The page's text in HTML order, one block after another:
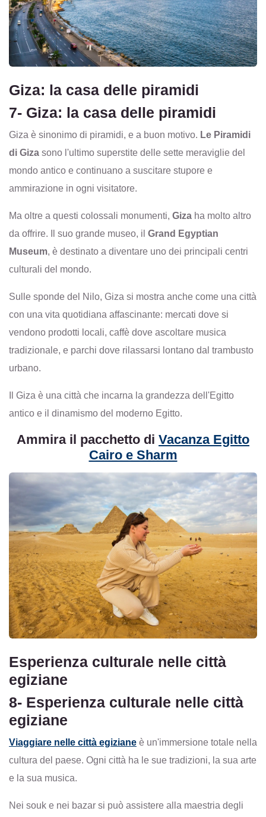
Giza: la casa delle piramidi
7- Giza: la casa delle piramidi
Giza è sinonimo di piramidi, e a buon motivo. Le Piramidi
di Giza sono l'ultimo superstite delle sette meraviglie del
mondo antico e continuano a suscitare stupore e
ammirazione in ogni visitatore.
Ma oltre a questi colossali monumenti, Giza ha molto altro
da offrire. Il suo grande museo, il Grand Egyptian
Museum, è destinato a diventare uno dei principali centri
culturali del mondo.
Sulle sponde del Nilo, Giza si mostra anche come una città
con una vita quotidiana affascinante: mercati dove si
vendono prodotti locali, caffè dove ascoltare musica
tradizionale, e parchi dove rilassarsi lontano dal trambusto
urbano.
Il Giza è una città che incarna la grandezza dell'Egitto
antico e il dinamismo del moderno Egitto.
Ammira il pacchetto di Vacanza Egitto
Cairo e Sharm
Esperienza culturale nelle città
egiziane
8- Esperienza culturale nelle città
egiziane
Viaggiare nelle città egiziane è un'immersione totale nella
cultura del paese. Ogni città ha le sue tradizioni, la sua arte
e la sua musica.
Nei souk e nei bazar si può assistere alla maestria degli